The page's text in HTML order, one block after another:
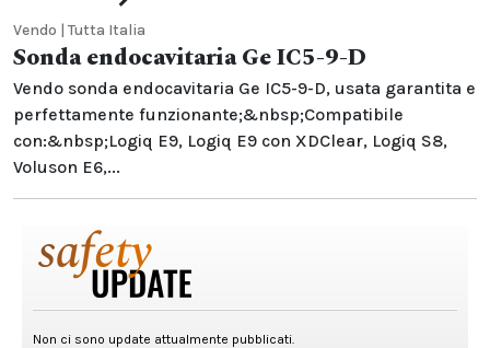
Vendo | Tutta Italia
Sonda endocavitaria Ge IC5-9-D
Vendo sonda endocavitaria Ge IC5-9-D, usata garantita e
perfettamente funzionante;&nbsp;Compatibile
con:&nbsp;Logiq E9, Logiq E9 con XDClear, Logiq S8,
Voluson E6,...